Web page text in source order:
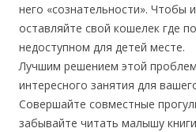
него «сознательности». Чтобы
оставляйте свой кошелек где
недоступном для детей месте.
Лучшим решением этой
интересного занятия для
Совершайте совместные
забывайте читать малышу